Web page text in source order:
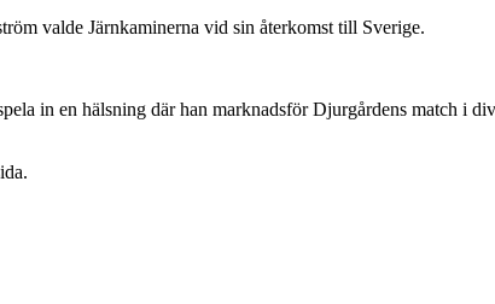
valde Järnkaminerna vid sin återkomst till Sverige.
in en hälsning där han marknadsför Djurgårdens match i